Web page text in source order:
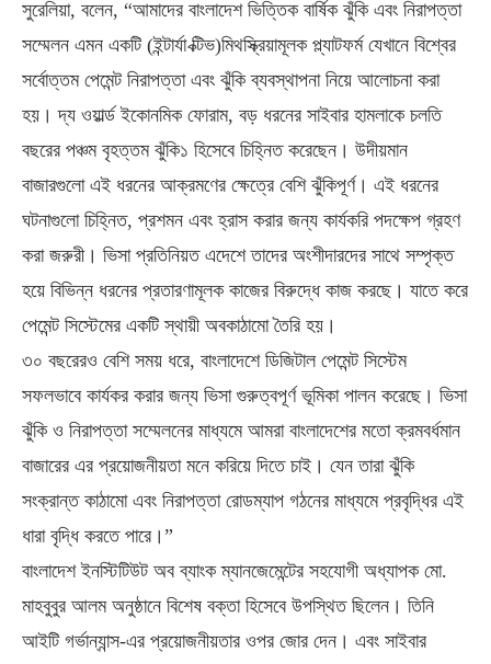
সুরেলিয়া, বলেন, “আমাদের বাংলাদেশ ভিত্তিক বার্ষিক ঝুঁকি এবং নিরাপত্তা
সম্মেলন এমন একটি (ইন্টার্যা ক্টিভ)মিথস্ক্রিয়ামূলক প্ল্যাটফর্ম যেখানে বিশ্বের
সর্বোত্তম পেমেন্ট নিরাপত্তা এবং ঝুঁকি ব্যবস্থাপনা নিয়ে আলোচনা করা
হয়। দ্য ওয়ার্ল্ড ইকোনমিক ফোরাম, বড় ধরনের সাইবার হামলাকে চলতি
বছরের পঞ্চম বৃহত্তম ঝুঁকি১ হিসেবে চিহ্নিত করেছেন। উদীয়মান
বাজারগুলো এই ধরনের আক্রমণের ক্ষেত্রে বেশি ঝুঁকিপূর্ণ। এই ধরনের
ঘটনাগুলো চিহ্নিত, প্রশমন এবং হ্রাস করার জন্য কার্যকরি পদক্ষেপ গ্রহণ
করা জরুরী। ভিসা প্রতিনিয়ত এদেশে তাদের অংশীদারদের সাথে সম্পৃক্ত
হয়ে বিভিন্ন ধরনের প্রতারণামূলক কাজের বিরুদ্ধে কাজ করছে। যাতে করে
পেমেন্ট সিস্টেমের একটি স্থায়ী অবকাঠামো তৈরি হয়।
৩০ বছরেরও বেশি সময় ধরে, বাংলাদেশে ডিজিটাল পেমেন্ট সিস্টেম
সফলভাবে কার্যকর করার জন্য ভিসা গুরুত্বপূর্ণ ভূমিকা পালন করেছে। ভিসা
ঝুঁকি ও নিরাপত্তা সম্মেলনের মাধ্যমে আমরা বাংলাদেশের মতো ক্রমবর্ধমান
বাজারের এর প্রয়োজনীয়তা মনে করিয়ে দিতে চাই। যেন তারা ঝুঁকি
সংক্রান্ত কাঠামো এবং নিরাপত্তা রোডম্যাপ গঠনের মাধ্যমে প্রবৃদ্ধির এই
ধারা বৃদ্ধি করতে পারে।”
বাংলাদেশ ইনস্টিটিউট অব ব্যাংক ম্যানজেমেন্টের সহযোগী অধ্যাপক মো.
মাহবুবুর আলম অনুষ্ঠানে বিশেষ বক্তা হিসেবে উপস্থিত ছিলেন। তিনি
আইটি গর্ভান্যান্স-এর প্রয়োজনীয়তার ওপর জোর দেন। এবং সাইবার